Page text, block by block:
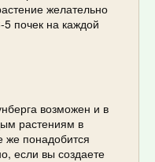
желательно
5 почек на каждой
возможен и в
растениям в
же понадобится
если вы создаете